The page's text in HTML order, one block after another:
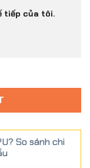
tiếp của tôi.
So sánh chi